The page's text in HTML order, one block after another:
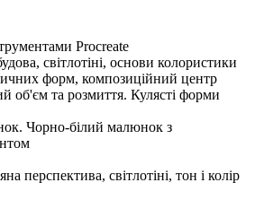
Procreate
світлотіні, основи колористики
форм, композиційний центр
об'єм та розмиття. Кулясті форми
Чорно-білий малюнок з
перспектива, світлотіні, тон і колір